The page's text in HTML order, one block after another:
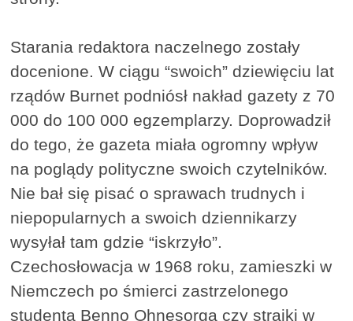
Starania redaktora naczelnego zostały
docenione. W ciągu “swoich” dziewięciu lat
rządów Burnet podniósł nakład gazety z 70
000 do 100 000 egzemplarzy. Doprowadził
do tego, że gazeta miała ogromny wpływ
na poglądy polityczne swoich czytelników.
Nie bał się pisać o sprawach trudnych i
niepopularnych a swoich dziennikarzy
wysyłał tam gdzie “iskrzyło”.
Czechosłowacja w 1968 roku, zamieszki w
Niemczech po śmierci zastrzelonego
studenta Benno Ohnesorga czy strajki w